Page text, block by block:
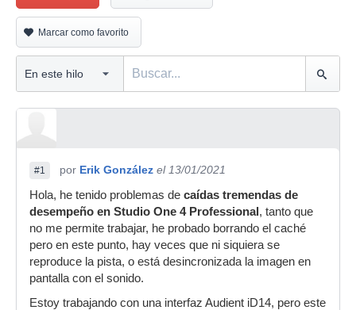
Marcar como favorito
#1 por Erik González el 13/01/2021
Hola, he tenido problemas de caídas tremendas de
desempeño en Studio One 4 Professional , tanto que
no me permite trabajar, he probado borrando el caché
pero en este punto, hay veces que ni siquiera se
reproduce la pista, o está desincronizada la imagen en
pantalla con el sonido.
Estoy trabajando con una interfaz Audient iD14, pero este